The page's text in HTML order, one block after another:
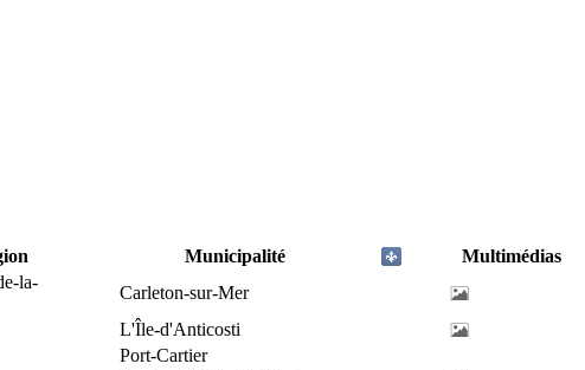
Municipalité
Multimédias
la-
Carleton-sur-Mer
L'Île-d'Anticosti
Port-Cartier